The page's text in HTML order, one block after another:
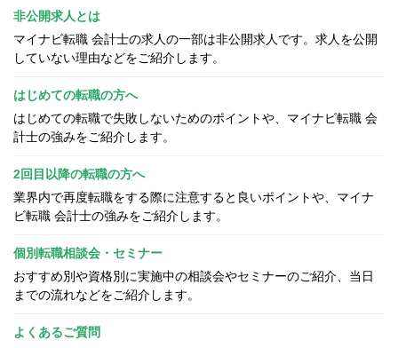
非公開求人とは
マイナビ転職 会計士の求人の一部は非公開求人です。求人を公開
していない理由などをご紹介します。
はじめての転職の方へ
はじめての転職で失敗しないためのポイントや、マイナビ転職 会
計士の強みをご紹介します。
2回目以降の転職の方へ
業界内で再度転職をする際に注意すると良いポイントや、マイナ
ビ転職 会計士の強みをご紹介します。
個別転職相談会・セミナー
おすすめ別や資格別に実施中の相談会やセミナーのご紹介、当日
までの流れなどをご紹介します。
よくあるご質問